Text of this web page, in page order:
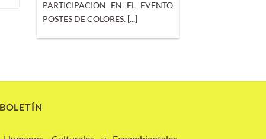
PARTICIPACION EN EL EVENTO
POSTES DE COLORES. [...]